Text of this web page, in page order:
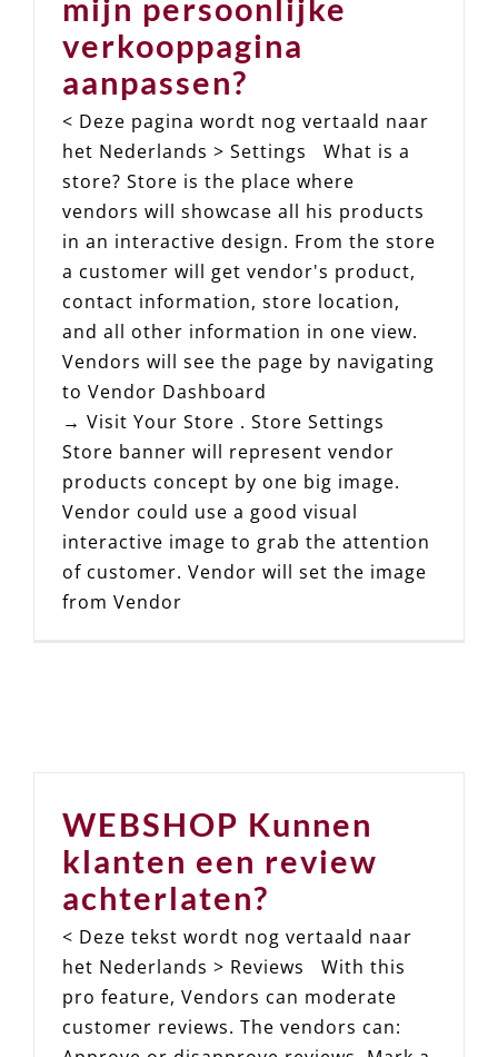
mijn persoonlijke
verkooppagina
aanpassen?
< Deze pagina wordt nog vertaald naar
het Nederlands > Settings What is a
store? Store is the place where
vendors will showcase all his products
in an interactive design. From the store
a customer will get vendor's product,
contact information, store location,
and all other information in one view.
Vendors will see the page by navigating
to Vendor Dashboard
→ Visit Your Store . Store Settings
Store banner will represent vendor
products concept by one big image.
Vendor could use a good visual
interactive image to grab the attention
of customer. Vendor will set the image
from Vendor
WEBSHOP Kunnen
klanten een review
achterlaten?
< Deze tekst wordt nog vertaald naar
het Nederlands > Reviews With this
pro feature, Vendors can moderate
customer reviews. The vendors can: